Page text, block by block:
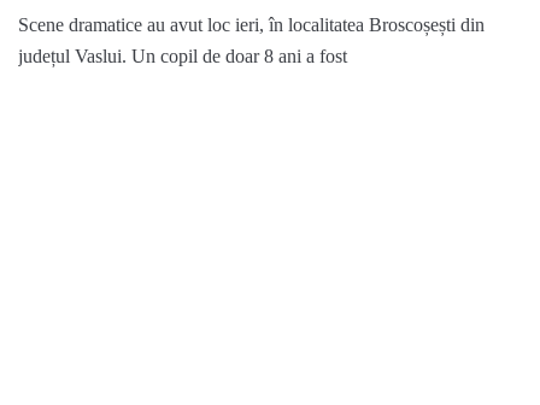
Scene dramatice au avut loc ieri, în localitatea Broscoșești din
județul Vaslui. Un copil de doar 8 ani a fost